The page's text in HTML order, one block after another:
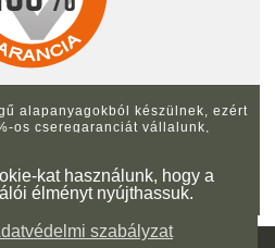
kat használunk, hogy a
élményt nyújthassuk.
szabályzat
alapanyagokból készülnek, ezért
os cseregaranciát vállalunk,
esetén.